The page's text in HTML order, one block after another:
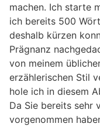
machen. Ich starte
ich bereits 500
deshalb kürzen
Prägnanz
von meinem
erzählerischen Stil
hole ich in diesem
Da Sie bereits sehr
vorgenommen